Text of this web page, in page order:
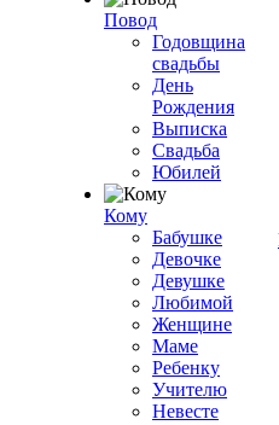
Повод
Годовщина
свадьбы
День
Рождения
Выписка
Свадьба
Юбилей
Кому
Бабушке
Девочке
Девушке
Любимой
Женщине
Маме
Ребенку
Учителю
Невесте